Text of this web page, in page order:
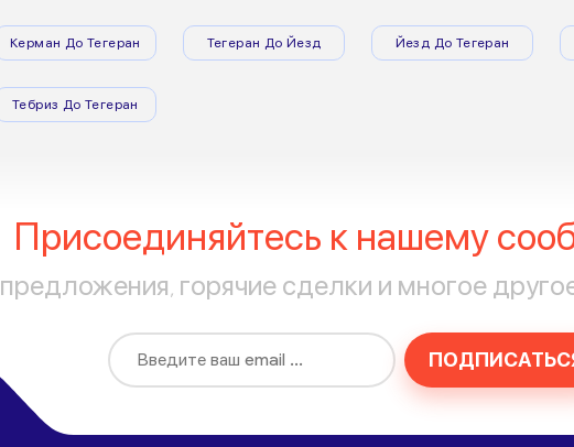
Керман До Тегеран Тегеран До Йезд Йезд До Тегеран
Тебриз До Тегеран
Присоединяйтесь к нашему
горячие сделки и многое